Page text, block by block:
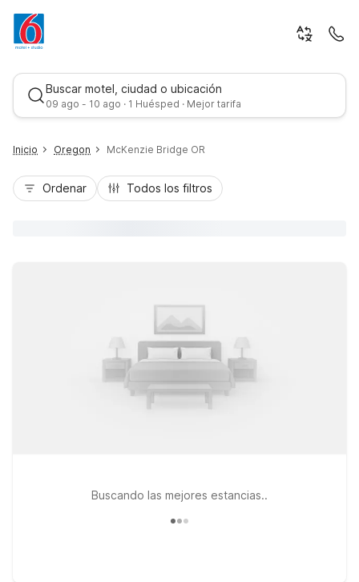
Buscar motel, ciudad o ubicación
09 ago - 10 ago · 1 Huésped · Mejor tarifa
Inicio Oregon McKenzie Bridge OR
Ordenar Todos los filtros
Buscando las mejores estancias..